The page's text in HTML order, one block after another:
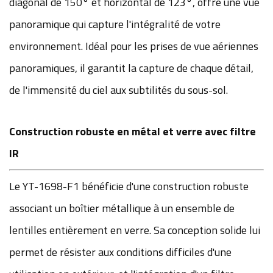
panoramique qui capture l'intégralité de votre
environnement. Idéal pour les prises de vue aériennes
panoramiques, il garantit la capture de chaque détail,
de l'immensité du ciel aux subtilités du sous-sol.
Construction robuste en métal et verre avec filtre
IR
Le YT-1698-F1 bénéficie d'une construction robuste
associant un boîtier métallique à un ensemble de
lentilles entièrement en verre. Sa conception solide lui
permet de résister aux conditions difficiles d'une